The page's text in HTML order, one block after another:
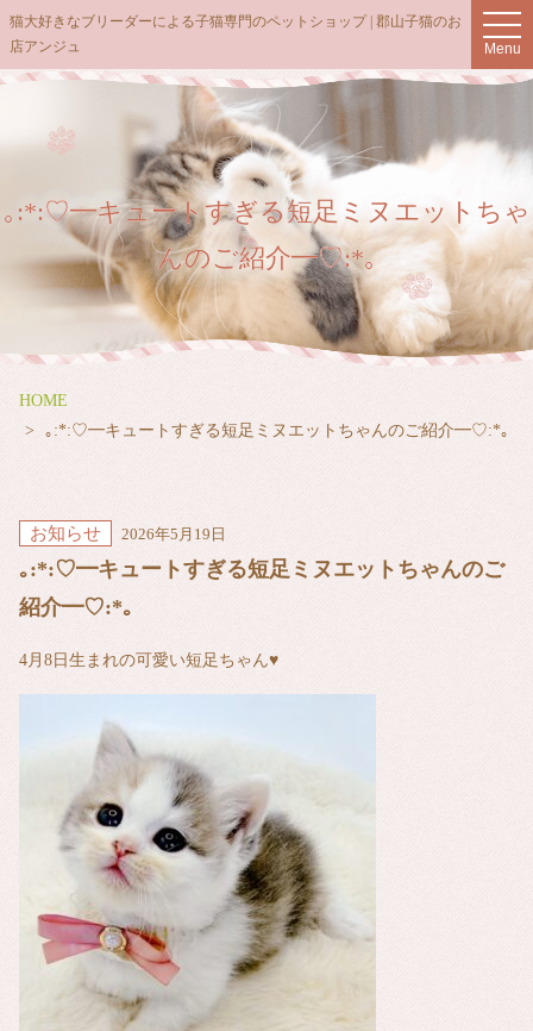
t
o
g
g
a
v
a
t
o
Menu
猫大好きなブリーダーによる子猫専門のペットショップ | 郡山子猫のお
店アンジュ
｡:*:♡━キュートすぎる短足ミヌエットちゃ
んのご紹介━♡:*｡
HOME
｡:*:♡━キュートすぎる短足ミヌエットちゃんのご紹介━♡:*｡
お知らせ 2026年5月19日
｡:*:♡━キュートすぎる短足ミヌエットちゃんのご
紹介━♡:*｡
4月8日生まれの可愛い短足ちゃん♥️